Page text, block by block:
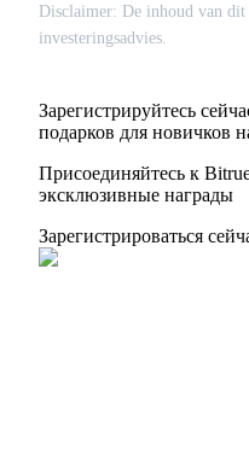
Disclaimer: De inhoud van
investeringsadvies.
Зарегистрируйтесь
подарков для новичков
Присоединяйтесь к
эксклюзивные награды
Зарегистрироваться